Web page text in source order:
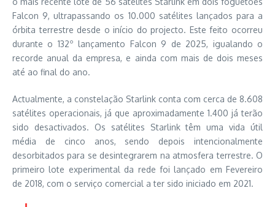
Falcon 9, ultrapassando os 10.000 satélites lançados para a
órbita terrestre desde o início do projecto. Este feito ocorreu
durante o 132º lançamento Falcon 9 de 2025, igualando o
recorde anual da empresa, e ainda com mais de dois meses
até ao final do ano.
Actualmente, a constelação Starlink conta com cerca de 8.608
satélites operacionais, já que aproximadamente 1.400 já terão
sido desactivados. Os satélites Starlink têm uma vida útil
média de cinco anos, sendo depois intencionalmente
desorbitados para se desintegrarem na atmosfera terrestre. O
primeiro lote experimental da rede foi lançado em Fevereiro
de 2018, com o serviço comercial a ter sido iniciado em 2021.